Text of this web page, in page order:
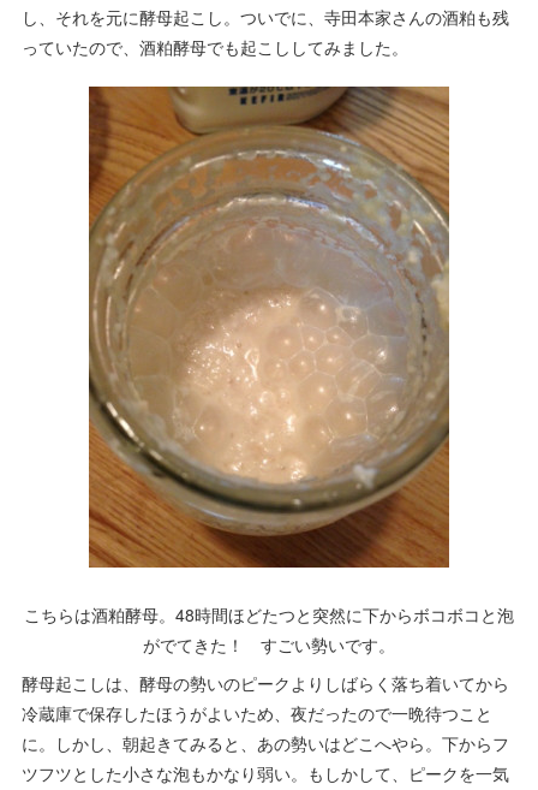
し、それを元に酵母起こし。ついでに、寺田本家さんの酒粕も残
っていたので、酒粕酵母でも起こししてみました。
こちらは酒粕酵母。48時間ほどたつと突然に下からボコボコと泡
がでてきた！ すごい勢いです。
酵母起こしは、酵母の勢いのピークよりしばらく落ち着いてから
冷蔵庫で保存したほうがよいため、夜だったので一晩待つこと
に。しかし、朝起きてみると、あの勢いはどこへやら。下からフ
ツフツとした小さな泡もかなり弱い。もしかして、ピークを一気